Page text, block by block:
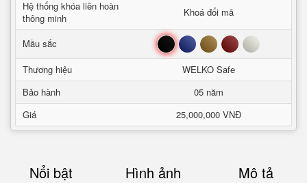
Hệ thống khóa liên hoàn
thông minh
Khoá đổi mã
Mầu sắc Đen Xanh Nâu Đỏ Trắng
Thương hiệu
WELKO Safe
Bảo hành
05 năm
Giá
25,000,000 VNĐ
Nổi bật Hình ảnh Mô tả